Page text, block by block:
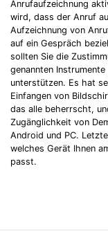
Anrufaufzeichnung
wird, dass der Anruf
Aufzeichnung von
auf ein Gespräch
sollten Sie die
genannten
unterstützen. Es hat
Einfangen von
das alle beherrscht,
Zugänglichkeit von
Android und PC.
welches Gerät Ihnen
passt.